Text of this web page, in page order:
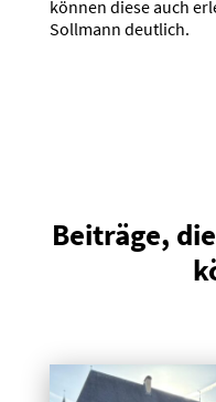
können diese auch
Sollmann deutlich.
Beiträge,